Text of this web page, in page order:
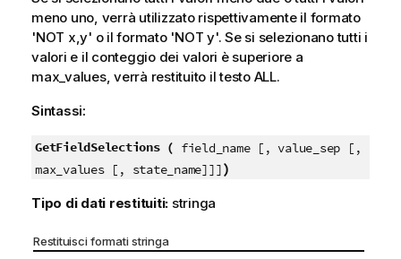
meno uno, verrà utilizzato rispettivamente il formato
'NOT x,y' o il formato 'NOT y'. Se si selezionano tutti i
valori e il conteggio dei valori è superiore a
max_values, verrà restituito il testo ALL.
Sintassi:
GetFieldSelections ( field_name [, value_sep [,
max_values [, state_name]]])
Tipo di dati restituiti: stringa
Restituisci formati stringa